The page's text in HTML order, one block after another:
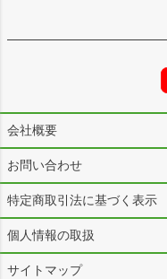
会社概要
お問い合わせ
特定商取引法に基づく表示
個人情報の取扱
サイトマップ